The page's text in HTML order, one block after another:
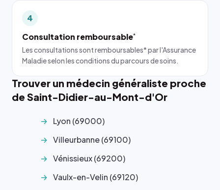
4
Consultation remboursable*
Les consultations sont remboursables* par l'Assurance
Maladie selon les conditions du parcours de soins.
Trouver un médecin généraliste proche
de Saint-Didier-au-Mont-d'Or
Lyon (69000)
Villeurbanne (69100)
Vénissieux (69200)
Vaulx-en-Velin (69120)